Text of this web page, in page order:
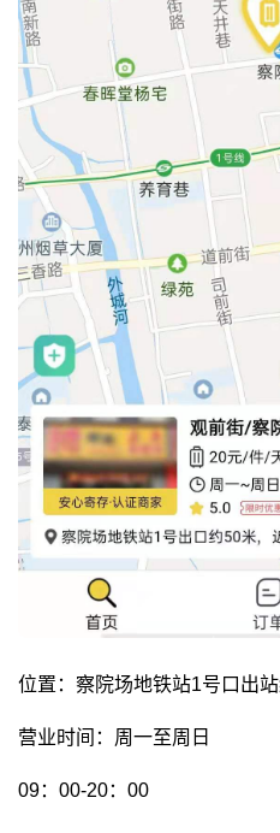
位置：察院场地铁站1号口出
营业时间：周一至周日
09：00-20：00